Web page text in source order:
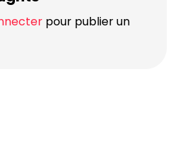
pour publier un